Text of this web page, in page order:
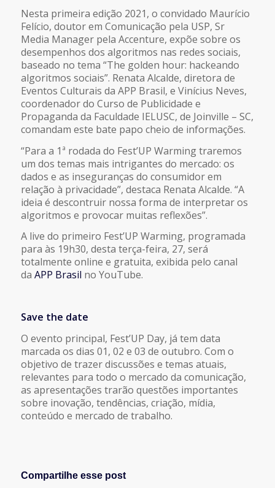
Nesta primeira edição 2021, o convidado Maurício
Felício, doutor em Comunicação pela USP, Sr
Media Manager pela Accenture, expõe sobre os
desempenhos dos algoritmos nas redes sociais,
baseado no tema “The golden hour: hackeando
algoritmos sociais”. Renata Alcalde, diretora de
Eventos Culturais da APP Brasil, e Vinícius Neves,
coordenador do Curso de Publicidade e
Propaganda da Faculdade IELUSC, de Joinville – SC,
comandam este bate papo cheio de informações.
“Para a 1ª rodada do Fest’UP Warming traremos
um dos temas mais intrigantes do mercado: os
dados e as inseguranças do consumidor em
relação à privacidade”, destaca Renata Alcalde. “A
ideia é descontruir nossa forma de interpretar os
algoritmos e provocar muitas reflexões”.
A live do primeiro Fest’UP Warming, programada
para às 19h30, desta terça-feira, 27, será
totalmente online e gratuita, exibida pelo canal
da APP Brasil no YouTube.
Save the date
O evento principal, Fest’UP Day, já tem data
marcada os dias 01, 02 e 03 de outubro. Com o
objetivo de trazer discussões e temas atuais,
relevantes para todo o mercado da comunicação,
as apresentações trarão questões importantes
sobre inovação, tendências, criação, mídia,
conteúdo e mercado de trabalho.
Compartilhe esse post